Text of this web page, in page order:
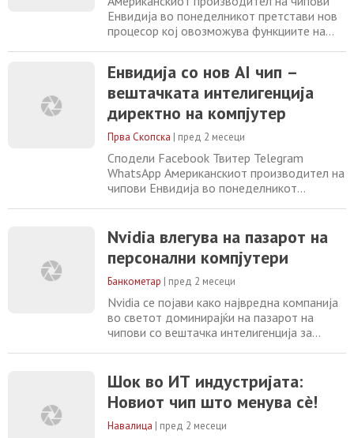
Хванг,
Енвидија во понеделникот претстави нов
процесор кој овозможува функциите на
пренесува Ројтерс. Испораката на новиот
чип е планирана за есенва, а експертите
оценуваат дека тој би можел значително
да го промени начинот на кој корисниците
Енвидија со нов AI чип –
вештачката интелигенција
директно на компјутер
Прва Скопска | пред 2 месеци
Сподели Facebook Твитер Telegram
WhatsApp Американскиот производител на
чипови Енвидија во понеделникот
директно да работат на лаптопи и
десктоп компјутери, пренесува Ројтерс.
Испораката на новиот чип е планирана за
есенва, а експертите оценуваат дека тој
Nvidia влегува на пазарот на
персонални компјутери
Банкометар | пред 2 месеци
Nvidia се појави како највредна компанија
во светот доминирајќи на пазарот на
чипови со вештачка интелигенција за
служат како главен процесор за
персонални компјутери, влегувајќи во
арена долго доминирана од Intel,
Advanced Micro Devices, Qualcomm и Apple.
Шок во ИТ индустријата:
Новиот чип што менува сè!
Навалица | пред 2 месеци